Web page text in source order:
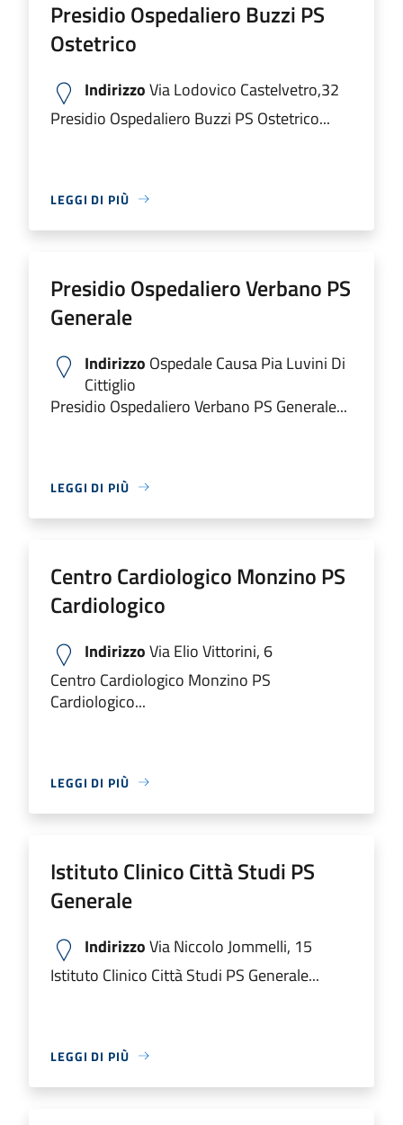
Presidio Ospedaliero Buzzi PS
Ostetrico
IndirizzoVia Lodovico Castelvetro,32
Presidio Ospedaliero Buzzi PS Ostetrico...
LEGGI DI PIÙ
Presidio Ospedaliero Verbano PS
Generale
Indirizzo Ospedale Causa Pia Luvini Di
Cittiglio
Presidio Ospedaliero Verbano PS Generale...
LEGGI DI PIÙ
Centro Cardiologico Monzino PS
Cardiologico
IndirizzoVia Elio Vittorini, 6
Centro Cardiologico Monzino PS
Cardiologico...
LEGGI DI PIÙ
Istituto Clinico Città Studi PS
Generale
IndirizzoVia Niccolo Jommelli, 15
Istituto Clinico Città Studi PS Generale...
LEGGI DI PIÙ